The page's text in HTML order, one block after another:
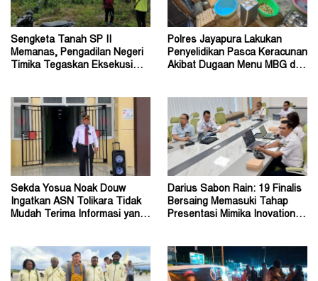
Sengketa Tanah SP II
Memanas, Pengadilan Negeri
Timika Tegaskan Eksekusi
Polres Jayapura Lakukan
Penyelidikan Pasca Keracunan
Akibat Dugaan Menu MBG di
Sekda Yosua Noak Douw
Ingatkan ASN Tolikara Tidak
Mudah Terima Informasi yang
Darius Sabon Rain: 19 Finalis
Bersaing Memasuki Tahap
Presentasi Mimika Inovation